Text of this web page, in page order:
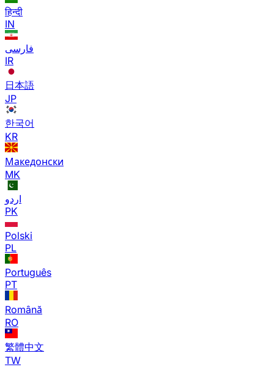
हिन्दी
IN
فارسی
IR
日本語
JP
한국어
KR
Македонски
MK
اردو
PK
Polski
PL
Português
PT
Română
RO
繁體中文
TW